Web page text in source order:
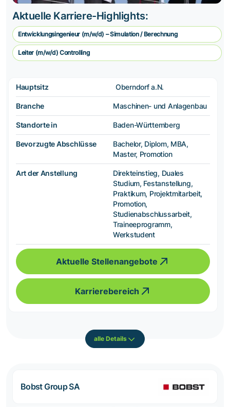
Aktuelle Karriere-Highlights:
Entwicklungsingenieur (m/w/d) – Simulation / Berechnung
Leiter (m/w/d) Controlling
Hauptsitz Oberndorf a.N.
Branche Maschinen- und Anlagenbau
Standorte in Baden-Württemberg
Bevorzugte Abschlüsse
Bachelor, Diplom, MBA,
Master, Promotion
Art der Anstellung
Direkteinstieg, Duales
Studium, Festanstellung,
Praktikum, Projektmitarbeit,
Promotion,
Studienabschlussarbeit,
Traineeprogramm,
Werkstudent
Aktuelle Stellenangebote
Karrierebereich
alle Details
Bobst Group SA